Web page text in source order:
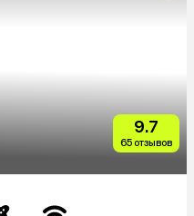
9.7
65 отзывов